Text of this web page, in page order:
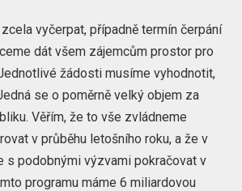
vyčerpat, případně termín čerpání
dát všem zájemcům prostor pro
žádosti musíme vyhodnotit,
se o poměrně velký objem za
Věřím, že to vše zvládneme
v průběhu letošního roku, a že v
s podobnými výzvami pokračovat v
programu máme 6 miliardovou